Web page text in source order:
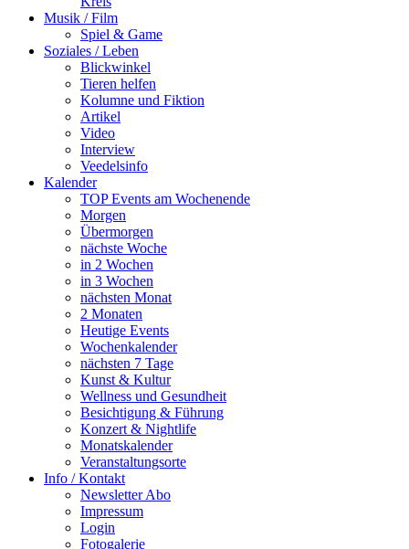
Musik / Film
Spiel & Game
Soziales / Leben
Blickwinkel
Tieren helfen
Kolumne und Fiktion
Artikel
Video
Interview
Veedelsinfo
Kalender
TOP Events am Wochenende
Morgen
Übermorgen
nächste Woche
in 2 Wochen
in 3 Wochen
nächsten Monat
2 Monaten
Heutige Events
Wochenkalender
nächsten 7 Tage
Kunst & Kultur
Wellness und Gesundheit
Besichtigung & Führung
Konzert & Nightlife
Monatskalender
Veranstaltungsorte
Info / Kontakt
Newsletter Abo
Impressum
Login
Fotogalerie